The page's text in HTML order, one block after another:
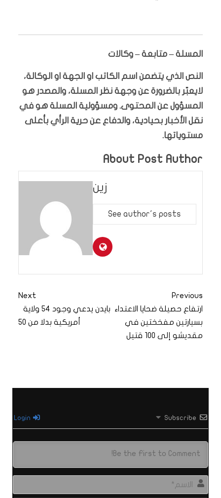
المسلة – متابعة – وكالات
النص الذي يتضمن اسم الكاتب او الجهة او الوكالة،
لايعبّر بالضرورة عن وجهة نظر المسلة، والمصدر هو
المسؤول عن المحتوى. ومسؤولية المسلة هو في
نقل الأخبار بحيادية، والدفاع عن حرية الرأي بأعلى
مستوياتها.
About Post Author
زين
See author's posts
Previous
ارتفاع حصيلة ضحايا الاعتداء
بسيارتين مفخختين في
مقديشو إلى 100 قتيل
Next
بايدن يدعي وجود 54 ولاية
أمريكية بدلا من 50
Subscribe